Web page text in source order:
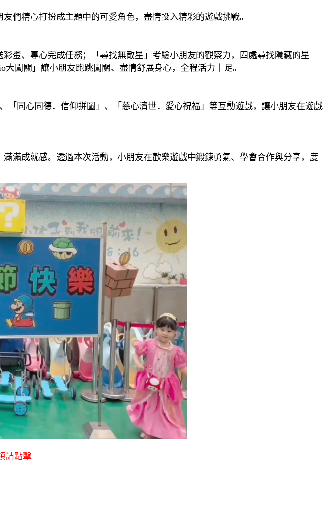
精心打扮成主題中的可愛角色，盡情投入精彩的遊戲挑戰。
、專心完成任務；「尋找無敵星」考驗小朋友的觀察力，四處尋找隱藏的星
闖關」讓小朋友跑跳闖關、盡情舒展身心，全程活力十足。
同心同德．信仰拼圖」、「慈心濟世．愛心祝福」等互動遊戲，讓小朋友在遊戲
成就感。透過本次活動，小朋友在歡樂遊戲中鍛鍊勇氣、學會合作與分享，度
請點擊